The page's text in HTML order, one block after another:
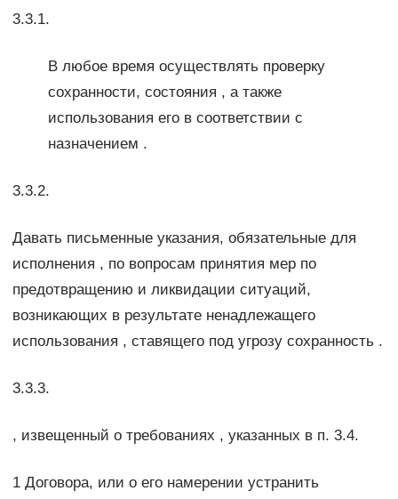
3.3.1.
В любое время осуществлять проверку
сохранности, состояния , а также
использования его в соответствии с
назначением .
3.3.2.
Давать письменные указания, обязательные для
исполнения , по вопросам принятия мер по
предотвращению и ликвидации ситуаций,
возникающих в результате ненадлежащего
использования , ставящего под угрозу сохранность .
3.3.3.
, извещенный о требованиях , указанных в п. 3.4.
1 Договора, или о его намерении устранить